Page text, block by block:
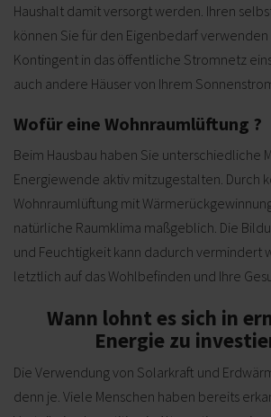
Haushalt damit versorgt werden. Ihren
können Sie für den Eigenbedarf
Kontingent in das öffentliche Stromnetz
auch andere Häuser von Ihrem
Wofür eine Wohnraumlüftung ?
Beim Hausbau haben Sie unterschiedliche
Energiewende aktiv mitzugestalten. Durch
Wohnraumlüftung mit
natürliche Raumklima maßgeblich. Die
und Feuchtigkeit kann dadurch vermindert
letztlich auf das Wohlbefinden und Ihre
Wann lohnt es sich in
Energie zu
Die Verwendung von Solarkraft und
denn je. Viele Menschen haben bereits